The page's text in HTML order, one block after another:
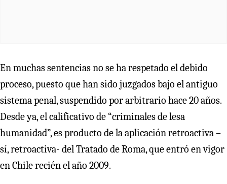
En muchas sentencias no se ha respetado el debido
proceso, puesto que han sido juzgados bajo el antiguo
sistema penal, suspendido por arbitrario hace 20 años.
Desde ya, el calificativo de “criminales de lesa
humanidad”, es producto de la aplicación retroactiva –
sí, retroactiva- del Tratado de Roma, que entró en vigor
en Chile recién el año 2009.